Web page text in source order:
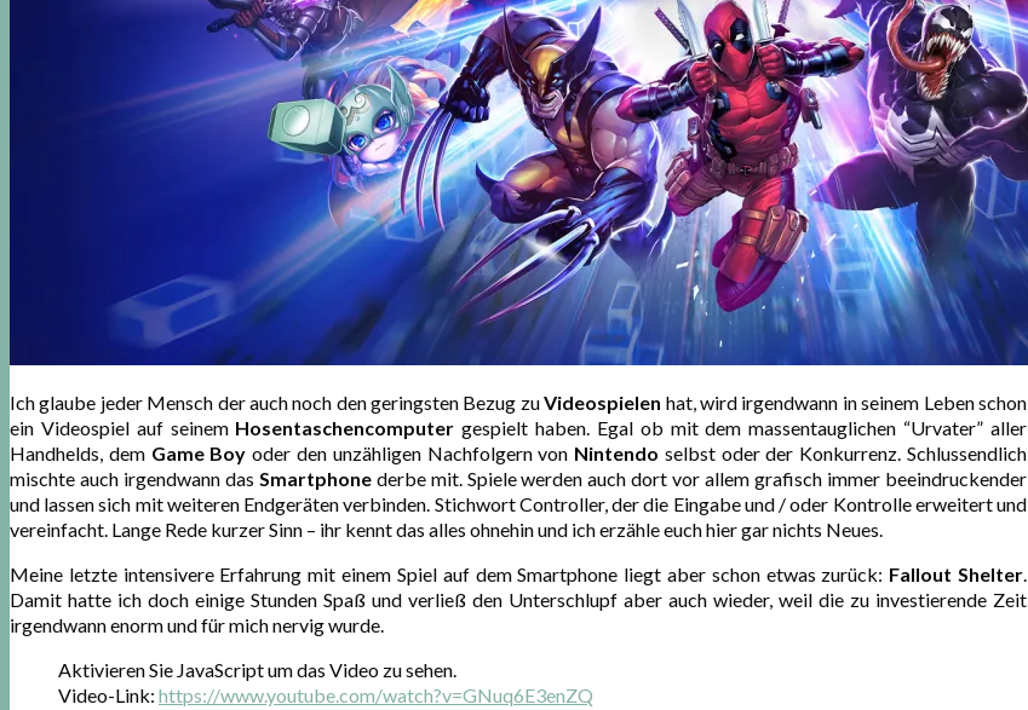
Ich glaube jeder Mensch der auch noch den geringsten Bezug zuVideospielen hat, wird irgendwann in seinem Leben schon
ein Videospiel auf seinem Hosentaschencomputer gespielt haben. Egal ob mit dem massentauglichen “Urvater” aller
Handhelds, dem Game Boy oder den unzähligen Nachfolgern von Nintendo selbst oder der Konkurrenz. Schlussendlich
mischte auch irgendwann das Smartphonederbe mit. Spiele werden auch dort vor allem grafisch immer beeindruckender
und lassen sich mit weiteren Endgeräten verbinden. Stichwort Controller, der die Eingabe und / oder Kontrolle erweitert und
vereinfacht. Lange Rede kurzer Sinn – ihr kennt das alles ohnehin und ich erzähle euch hier gar nichts Neues.
Meine letzte intensivere Erfahrung mit einem Spiel auf dem Smartphone liegt aber schon etwas zurück: Fallout Shelter
Damit hatte ich doch einige Stunden Spaß und verließ den Unterschlupf aber auch wieder, weil die zu investierende Zeit
irgendwann enorm und für mich nervig wurde.
Aktivieren Sie JavaScript um das Video zu sehen.
Video-Link: https://www.youtube.com/watch?v=GNuq6E3enZQ